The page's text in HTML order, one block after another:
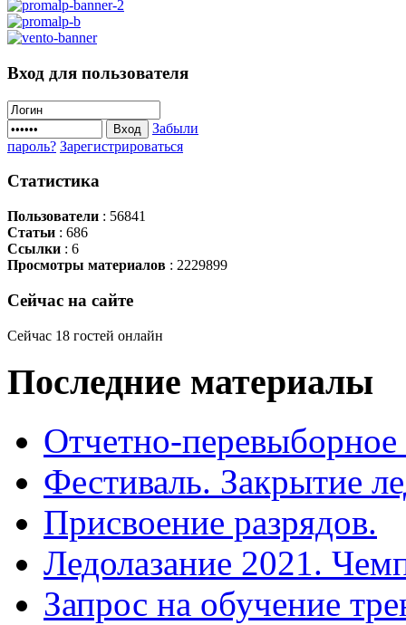
Вход для пользователя
Вход
Забыли
пароль? Зарегистрироваться
Статистика
Пользователи : 56841
Статьи : 686
Ссылки : 6
Просмотры материалов : 2229899
Сейчас на сайте
Сейчас 18 гостей онлайн
Последние материалы
Отчетно-перевыборное
Фестиваль. Закрытие
Присвоение разрядов.
Ледолазание 2021.
Запрос на обучение